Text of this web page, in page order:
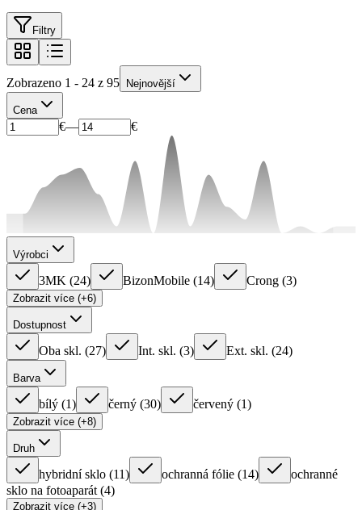
Filtry
Zobrazeno 1 - 24 z 95 Nejnovější
Cena
€— €
Výrobci
3MK (24) BizonMobile (14) Crong (3)
Zobrazit více (+6)
Dostupnost
Oba skl. (27) Int. skl. (3) Ext. skl. (24)
Barva
bílý (1) černý (30) červený (1)
Zobrazit více (+8)
Druh
hybridní sklo (11) ochranná fólie (14)
ochranné
sklo na fotoaparát (4)
Zobrazit více (+3)